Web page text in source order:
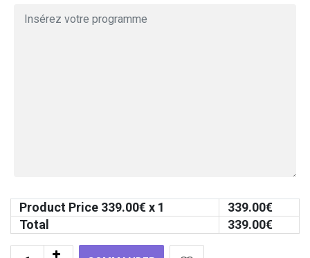
Product Price 339.00€ x 1 339.00€
Total
339.00€